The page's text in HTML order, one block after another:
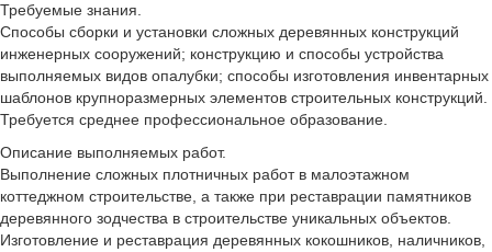
Требуемые знания.
Способы сборки и установки сложных деревянных конструкций
инженерных сооружений; конструкцию и способы устройства
выполняемых видов опалубки; способы изготовления инвентарных
шаблонов крупноразмерных элементов строительных конструкций.
Требуется среднее профессиональное образование.
Описание выполняемых работ.
Выполнение сложных плотничных работ в малоэтажном
коттеджном строительстве, а также при реставрации памятников
деревянного зодчества в строительстве уникальных объектов.
Изготовление и реставрация деревянных кокошников, наличников,